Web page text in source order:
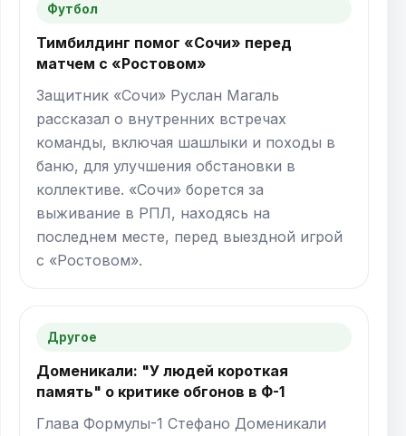
Футбол
Тимбилдинг помог «Сочи» перед
матчем с «Ростовом»
Защитник «Сочи» Руслан Магаль
рассказал о внутренних встречах
команды, включая шашлыки и походы в
баню, для улучшения обстановки в
коллективе. «Сочи» борется за
выживание в РПЛ, находясь на
последнем месте, перед выездной игрой
с «Ростовом».
Другое
Доменикали: "У людей короткая
память" о критике обгонов в Ф-1
Глава Формулы-1 Стефано Доменикали